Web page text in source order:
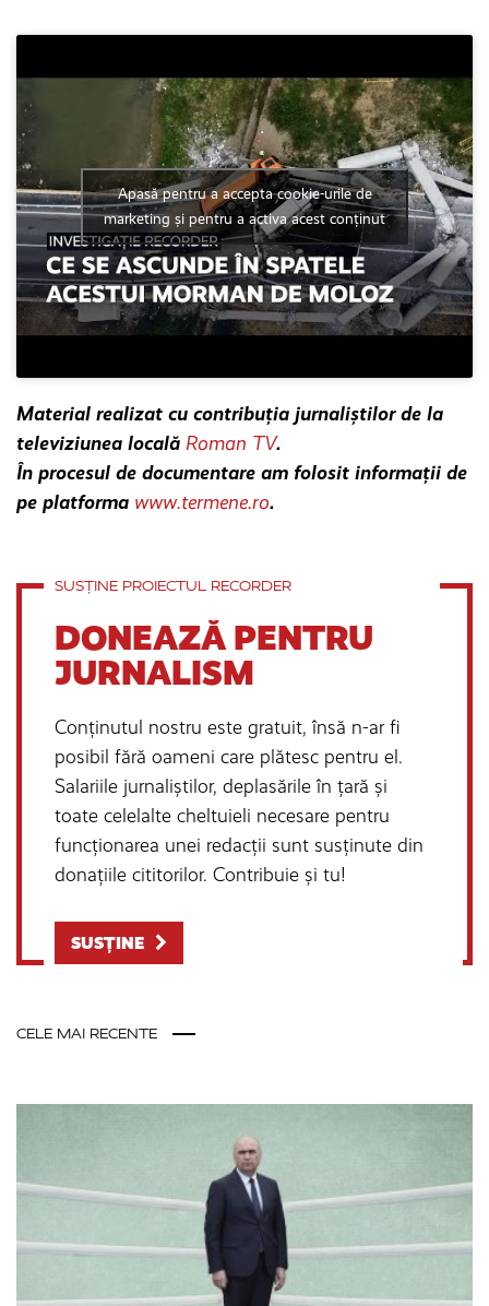
Apasă pentru a accepta cookie-urile de
marketing și pentru a activa acest conținut
Material realizat cu contribuția jurnaliștilor de la
televiziunea locală Roman TV.
În procesul de documentare am folosit informații de
pe platforma www.termene.ro.
SUSȚINE PROIECTUL RECORDER
DONEAZĂ PENTRU
JURNALISM
Conținutul nostru este gratuit, însă n-ar fi
posibil fără oameni care plătesc pentru el.
Salariile jurnaliștilor, deplasările în țară și
toate celelalte cheltuieli necesare pentru
funcționarea unei redacții sunt susținute din
donațiile cititorilor. Contribuie și tu!
SUSȚINE
CELE MAI RECENTE